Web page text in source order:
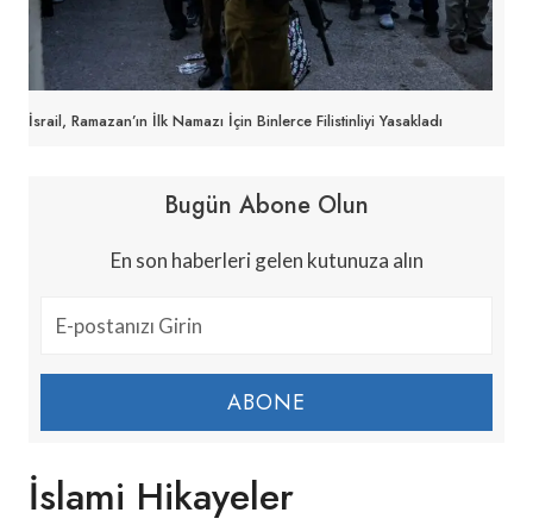
İsrail, Ramazan’ın İlk Namazı İçin Binlerce Filistinliyi Yasakladı
Bugün Abone Olun
En son haberleri gelen kutunuza alın
ABONE
İslami Hikayeler